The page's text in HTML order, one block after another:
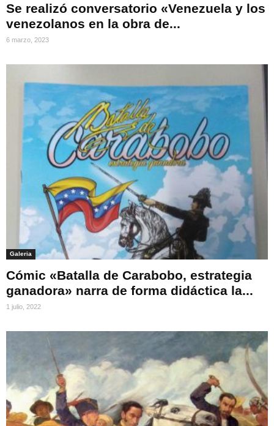
Se realizó conversatorio «Venezuela y los
venezolanos en la obra de...
6 marzo, 2023
Galeria
Cómic «Batalla de Carabobo, estrategia
ganadora» narra de forma didáctica la...
1 julio, 2022